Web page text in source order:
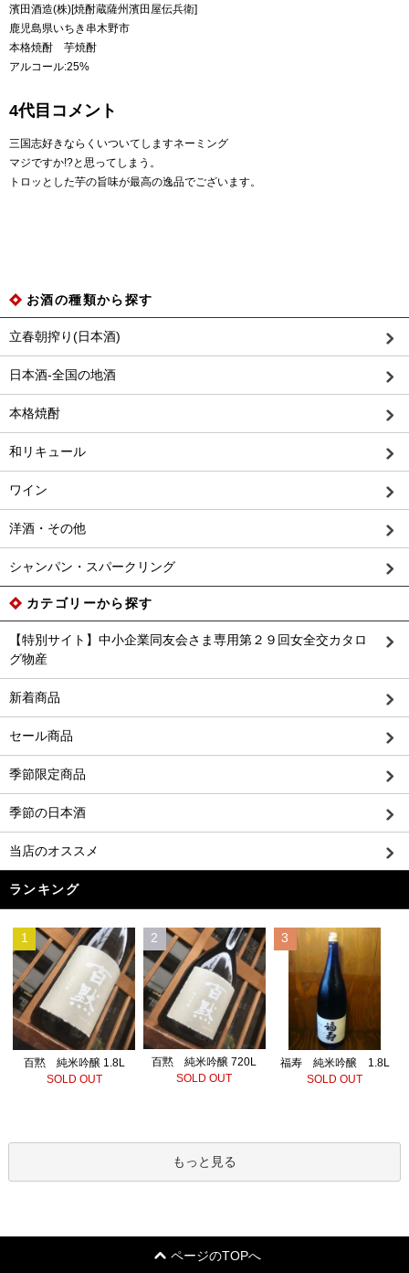
濱田酒造(株)[焼酎蔵薩州濱田屋伝兵衛]
鹿児島県いちき串木野市
本格焼酎 芋焼酎
アルコール:25%
4代目コメント
三国志好きならくいついてしますネーミング
マジですか!?と思ってしまう。
トロッとした芋の旨味が最高の逸品でございます。
お酒の種類から探す
立春朝搾り(日本酒)
日本酒-全国の地酒
本格焼酎
和リキュール
ワイン
洋酒・その他
シャンパン・スパークリング
カテゴリーから探す
【特別サイト】中小企業同友会さま専用第２９回女全交カタロ
グ物産
新着商品
セール商品
季節限定商品
季節の日本酒
当店のオススメ
ランキング
1
百黙 純米吟醸 1.8L
SOLD OUT
2
百黙 純米吟醸 720L
SOLD OUT
3
福寿 純米吟醸 1.8L
SOLD OUT
もっと見る
ページのTOPへ